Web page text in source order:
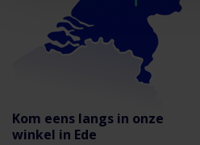
Type motor
Capaciteit m3/h
Kom eens langs in onze
winkel in Ede